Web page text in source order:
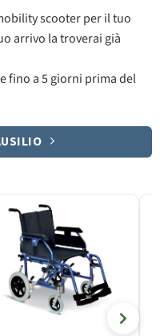
scooter per il tuo
arrivo la troverai già
fino a 5 giorni prima del